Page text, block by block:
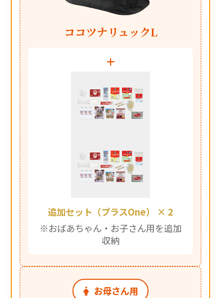
ココツナリュックL
追加セット（プラスOne） × 2
※おばあちゃん・お子さん用を追加
収納
お母さん用